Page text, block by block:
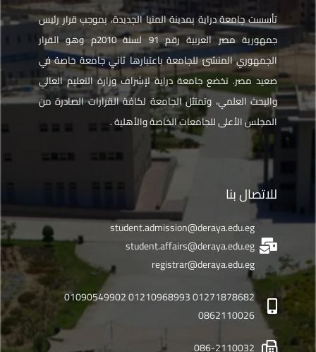
تأسست جامعة دراية بمدينة المنيا الجديدة، بموجب قرار رئيس
جمهورية مصر العربية رقم 91 لسنة 2010م وهو القرار
الجمهوري المنشئ للجامعة باعتبارها ثاني جامعة خاصة في
صعيد مصر. تخضع جامعة دراية لإشراف وزارة التعليم العالي
والبحث العلمي، وتمتثل الجامعة لكافة القرارات الصادرة من
المجلس الأعلى للجامعات الخاصة والأهلية .
للاتصال بنا
student.admission@deraya.edu.eg
student.affairs@deraya.edu.eg
registrar@deraya.edu.eg
01271878682 01210968993 01090549902
0862110026
086-2110032